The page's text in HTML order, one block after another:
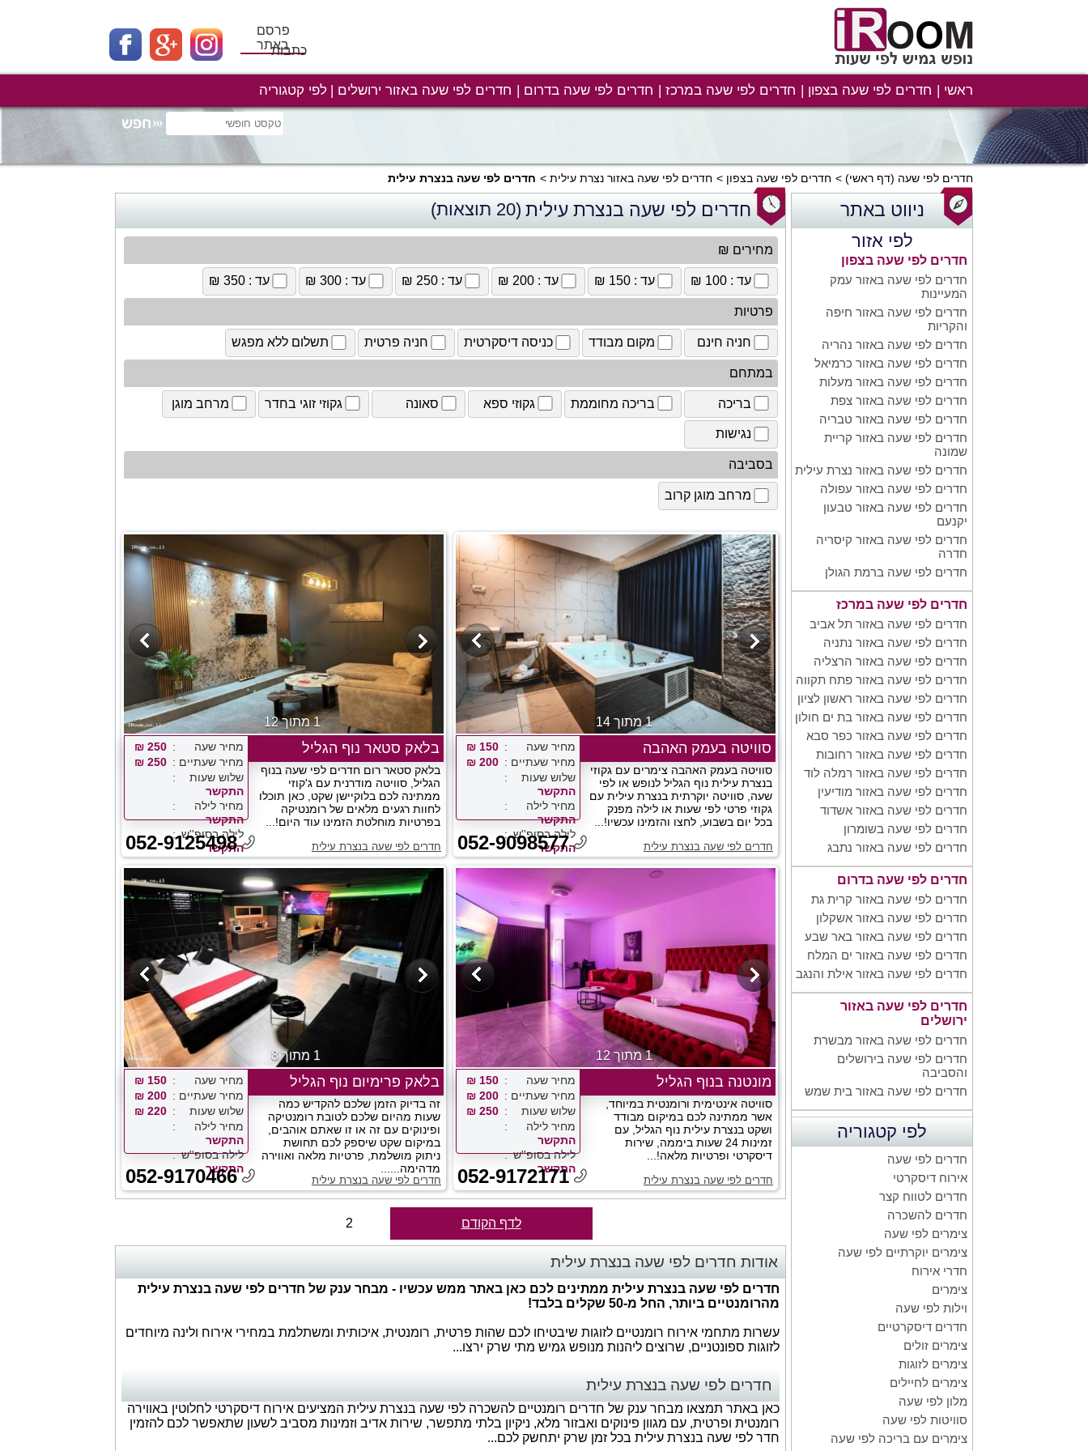
פרסם
באתרכתבות
ראשי חדרים לפי שעה בצפון חדרים לפי שעה במרכז חדרים לפי שעה בדרום חדרים לפי שעה באזור ירושלים לפי קטגוריה
חדרים לפי שעה (דף ראשי) חדרים לפי שעה בצפון חדרים לפי שעה באזור נצרת עילית חדרים לפי שעה בנצרת עילית
ניווט באתר
לפי אזור
חדרים לפי שעה בצפון
חדרים לפי שעה באזור עמק
המעיינות
חדרים לפי שעה באזור חיפה
והקריות
חדרים לפי שעה באזור נהריה
חדרים לפי שעה באזור כרמיאל
חדרים לפי שעה באזור מעלות
חדרים לפי שעה באזור צפת
חדרים לפי שעה באזור טבריה
חדרים לפי שעה באזור קריית
שמונה
חדרים לפי שעה באזור נצרת עילית
חדרים לפי שעה באזור עפולה
חדרים לפי שעה באזור טבעון
יקנעם
חדרים לפי שעה באזור קיסריה
חדרה
חדרים לפי שעה ברמת הגולן
חדרים לפי שעה במרכז
חדרים לפי שעה באזור תל אביב
חדרים לפי שעה באזור נתניה
חדרים לפי שעה באזור הרצליה
חדרים לפי שעה באזור פתח תקווה
חדרים לפי שעה באזור ראשון לציון
חדרים לפי שעה באזור בת ים חולון
חדרים לפי שעה באזור כפר סבא
חדרים לפי שעה באזור רחובות
חדרים לפי שעה באזור רמלה לוד
חדרים לפי שעה באזור מודיעין
חדרים לפי שעה באזור אשדוד
חדרים לפי שעה בשומרון
חדרים לפי שעה באזור נתבג
חדרים לפי שעה בדרום
חדרים לפי שעה באזור קרית גת
חדרים לפי שעה באזור אשקלון
חדרים לפי שעה באזור באר שבע
חדרים לפי שעה באזור ים המלח
חדרים לפי שעה באזור אילת והנגב
חדרים לפי שעה באזור
ירושלים
חדרים לפי שעה באזור מבשרת
חדרים לפי שעה בירושלים
והסביבה
חדרים לפי שעה באזור בית שמש
לפי קטגוריה
חדרים לפי שעה
אירוח דיסקרטי
חדרים לטווח קצר
חדרים להשכרה
צימרים לפי שעה
צימרים יוקרתיים לפי שעה
חדרי אירוח
צימרים
וילות לפי שעה
חדרים דיסקרטיים
צימרים זולים
צימרים לזוגות
צימרים לחיילים
מלון לפי שעה
סוויטות לפי שעה
צימרים עם בריכה לפי שעה
חדרים לפי שעה בנצרת עילית (20 תוצאות)
מחירים ₪
עד : 100 ₪ עד : 150 ₪ עד : 200 ₪ עד : 250 ₪ עד : 300 ₪ עד : 350 ₪
פרטיות
חניה חינם מקום מבודד כניסה דיסקרטית חניה פרטית תשלום ללא מפגש
במתחם
בריכה בריכה מחוממת גקוזי ספא סאונה גקוזי זוגי בחדר מרחב מוגן
נגישות
בסביבה
מרחב מוגן קרוב
1 מתוך 14
סוויטה בעמק האהבה
סוויטה בעמק האהבה צימרים עם גקוזי
בנצרת עילית נוף הגליל לנופש או לפי
שעה, סוויטה יוקרתית בנצרת עילית עם
גקוזי פרטי לפי שעות או לילה מפנק
בכל יום בשבוע, לחצו והזמינו עכשיו!...
חדרים לפי שעה בנצרת עילית
מחיר שעה
150 ₪
מחיר שעתיים
200 ₪
שלוש שעות
התקשר
מחיר לילה
התקשר
לילה בסופ''ש
התקשר
052-9098577
1 מתוך 12
בלאק סטאר נוף הגליל
בלאק סטאר רום חדרים לפי שעה בנוף
הגליל, סוויטה מודרנית עם ג'קוזי
ממתינה לכם בלוקיישן שקט, כאן תוכלו
לחוות רגעים מלאים של רומנטיקה
בפרטיות מוחלטת הזמינו עוד היום!...
חדרים לפי שעה בנצרת עילית
מחיר שעה
250 ₪
מחיר שעתיים
250 ₪
שלוש שעות
התקשר
מחיר לילה
התקשר
לילה בסופ''ש
התקשר
052-9125498
1 מתוך 12
מונטנה בנוף הגליל
סוויטה אינטימית ורומנטית במיוחד,
אשר ממתינה לכם במיקום מבודד
ושקט בנצרת עילית נוף הגליל, עם
זמינות 24 שעות ביממה, שירות
דיסקרטי ופרטיות מלאה!...
חדרים לפי שעה בנצרת עילית
מחיר שעה
150 ₪
מחיר שעתיים
200 ₪
שלוש שעות
250 ₪
מחיר לילה
התקשר
לילה בסופ''ש
התקשר
052-9172171
1 מתוך 8
בלאק פרימיום נוף הגליל
זה בדיוק הזמן שלכם להקדיש כמה
שעות מהיום שלכם לטובת רומנטיקה
ופינוקים עם זה או זו שאתם אוהבים,
במיקום שקט שיספק לכם תחושת
ניתוק מושלמת, פרטיות מלאה ואווירה
מדהימה......
חדרים לפי שעה בנצרת עילית
מחיר שעה
150 ₪
מחיר שעתיים
200 ₪
שלוש שעות
220 ₪
מחיר לילה
התקשר
לילה בסופ''ש
התקשר
052-9170466
לדף הקודם 2
אודות חדרים לפי שעה בנצרת עילית
חדרים לפי שעה בנצרת עילית ממתינים לכם כאן באתר ממש עכשיו - מבחר ענק של חדרים לפי שעה בנצרת עילית
מהרומנטיים ביותר, החל מ-50 שקלים בלבד!
עשרות מתחמי אירוח רומנטיים לזוגות שיבטיחו לכם שהות פרטית, רומנטית, איכותית ומשתלמת במחירי אירוח ולינה מיוחדים
לזוגות ספונטניים, שרוצים ליהנות מנופש גמיש מתי שרק ירצו...
חדרים לפי שעה בנצרת עילית
כאן באתר תמצאו מבחר ענק של חדרים רומנטיים להשכרה לפי שעה בנצרת עילית המציעים אירוח דיסקרטי לחלוטין באווירה
רומנטית ופרטית, עם מגוון פינוקים ואבזור מלא, ניקיון בלתי מתפשר, שירות אדיב וזמינות מסביב לשעון שתאפשר לכם להזמין
חדר לפי שעה בנצרת עילית בכל זמן שרק יתחשק לכם...